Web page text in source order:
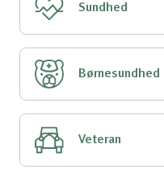
Sundhed
Børnesundhed
Veteran